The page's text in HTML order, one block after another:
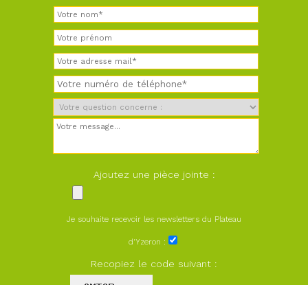
Ajoutez une pièce jointe :
Je souhaite recevoir les newsletters du Plateau
d'Yzeron :
Recopiez le code suivant :